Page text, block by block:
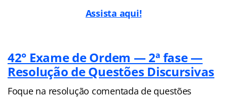
Assista aqui!
42° Exame de Ordem — 2ª fase —
Resolução de Questões Discursivas
Foque na resolução comentada de questões